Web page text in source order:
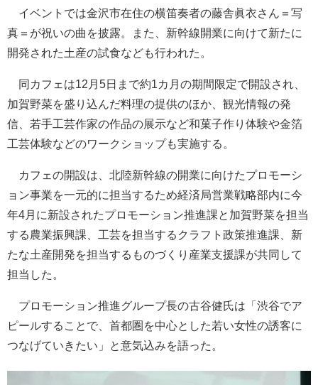
イベントでは金沢市在住の横笛奏者の藤舎眞衣さん＝写
真＝が祝いの曲を披露。また、新幹線開業に向けて新たに
開発された土産の試食なども行われた。
同カフェは12月5日まで約1カ月の期間限定で開設され、
加賀野菜を盛り込んだ料理の提供のほか、観光情報の発
信、若手工芸作家の作品の展示など和菓子作り体験や金箔
工芸体験などのワークショップも実施する。
カフェの開設は、北陸新幹線の開業に向けたプロモーシ
ョン事業を一元的に担当するため経済局営業戦略部内に今
年4月に新設されたプロモーション推進課と加賀野菜を担当
する農業振興課、工芸を担当するクラフト政策推進課、新
たな土産開発を担当するものづくり産業支援課が共同して
担当した。
プロモーション推進グループ長の古谷健氏は「渋谷でア
ピールすることで、首都圏を中心とした若い女性の誘客に
つなげていきたい」と意気込みを語った。